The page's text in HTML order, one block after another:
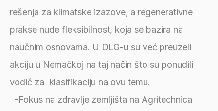
rešenja za klimatske izazove, a regenerativne
prakse nude fleksibilnost, koja se bazira na
naučnim osnovama. U DLG-u su već preuzeli
akciju u Nemačkoj na taj način što su ponudili
vodič za klasifikaciju na ovu temu.
-Fokus na zdravlje zemljišta na Agritechnica